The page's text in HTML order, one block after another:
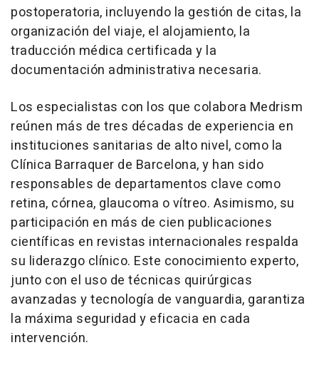
postoperatoria, incluyendo la gestión de citas, la
organización del viaje, el alojamiento, la
traducción médica certificada y la
documentación administrativa necesaria.
Los especialistas con los que colabora Medrism
reúnen más de tres décadas de experiencia en
instituciones sanitarias de alto nivel, como la
Clínica Barraquer de Barcelona, y han sido
responsables de departamentos clave como
retina, córnea, glaucoma o vítreo. Asimismo, su
participación en más de cien publicaciones
científicas en revistas internacionales respalda
su liderazgo clínico. Este conocimiento experto,
junto con el uso de técnicas quirúrgicas
avanzadas y tecnología de vanguardia, garantiza
la máxima seguridad y eficacia en cada
intervención.